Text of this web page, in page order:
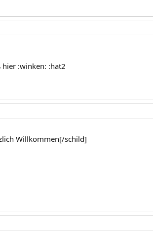
:winken: :hat2
Willkommen[/schild]